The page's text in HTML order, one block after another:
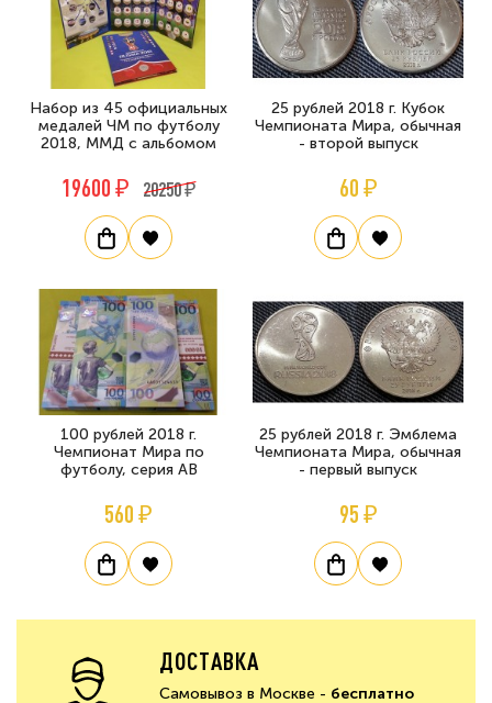
Набор из 45 официальных
медалей ЧМ по футболу
2018, ММД с альбомом
19600 ₽ 20250 ₽
25 рублей 2018 г. Кубок
Чемпионата Мира, обычная
- второй выпуск
60 ₽
100 рублей 2018 г.
Чемпионат Мира по
футболу, серия АВ
560 ₽
25 рублей 2018 г. Эмблема
Чемпионата Мира, обычная
- первый выпуск
95 ₽
ДОСТАВКА
Самовывоз в Москве - бесплатно